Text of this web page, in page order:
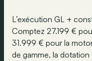
L’exécution GL +
Comptez 27.199 €
31.999 € pour la
de gamme, la